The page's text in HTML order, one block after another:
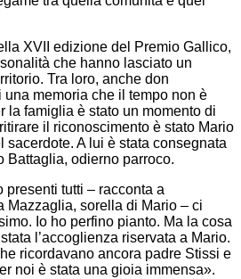
XVII edizione del Premio Gallico,
che hanno lasciato un
Tra loro, anche don
memoria che il tempo non è
la famiglia è stato un momento di
il riconoscimento è stato Mario
sacerdote. A lui è stata consegnata
Battaglia, odierno parroco.
tutti – racconta a
Mazzaglia, sorella di Mario – ci
Io ho perfino pianto. Ma la cosa
l’accoglienza riservata a Mario.
ricordavano ancora padre Stissi e
noi è stata una gioia immensa».